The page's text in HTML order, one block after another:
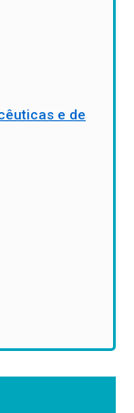
e de